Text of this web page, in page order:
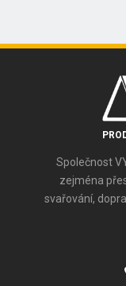
Společnost
zejména
svařování,